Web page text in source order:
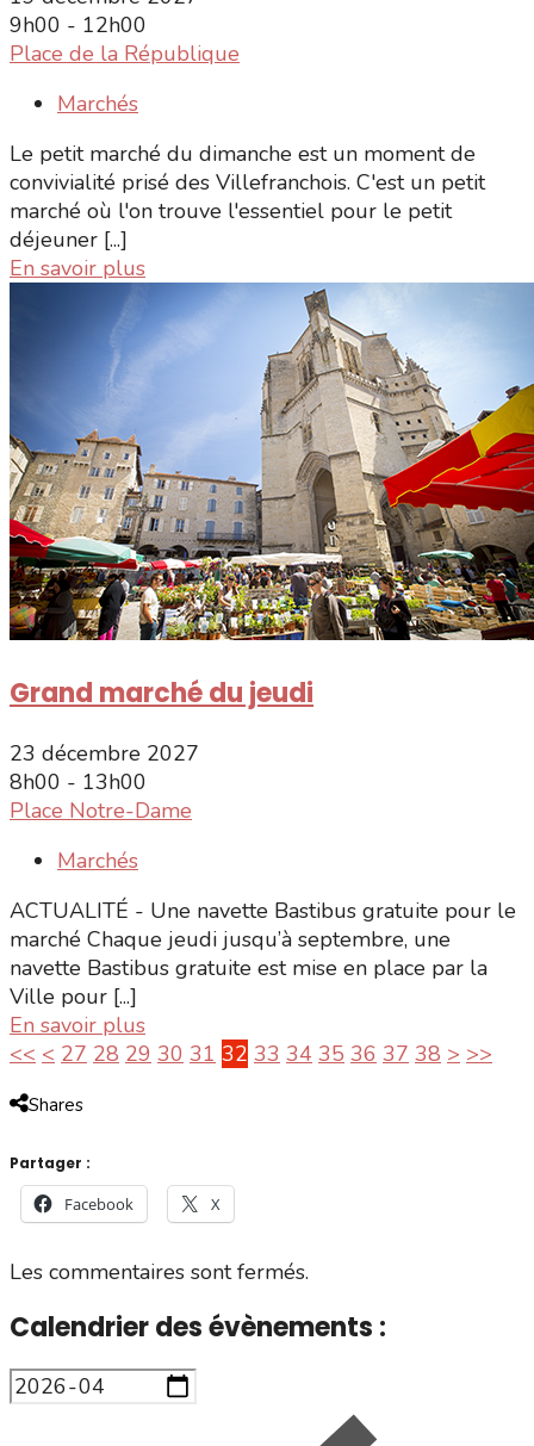
9h00 - 12h00
Place de la République
Marchés
Le petit marché du dimanche est un moment de
convivialité prisé des Villefranchois. C'est un petit
marché où l'on trouve l'essentiel pour le petit
déjeuner [...]
En savoir plus
Grand marché du jeudi
23 décembre 2027
8h00 - 13h00
Place Notre-Dame
Marchés
ACTUALITÉ - Une navette Bastibus gratuite pour le
marché Chaque jeudi jusqu’à septembre, une
navette Bastibus gratuite est mise en place par la
Ville pour [...]
En savoir plus
<< < 27 28 29 30 31 32 33 34 35 36 37 38 > >>
Shares
Partager :
Facebook X
Les commentaires sont fermés.
Calendrier des évènements :